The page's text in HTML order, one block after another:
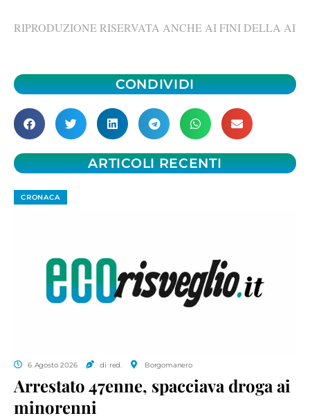
RIPRODUZIONE RISERVATA ANCHE AI FINI DELLA AI
CONDIVIDI
ARTICOLI RECENTI
CRONACA
6 Agosto 2026 di red. Borgomanero
Arrestato 47enne, spacciava droga ai
minorenni